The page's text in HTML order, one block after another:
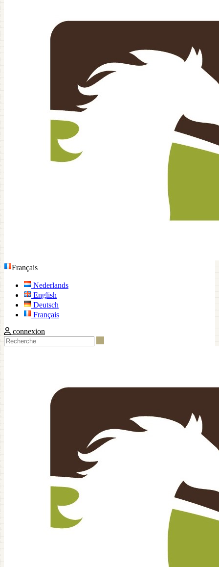
Français
Nederlands
English
Deutsch
Français
connexion